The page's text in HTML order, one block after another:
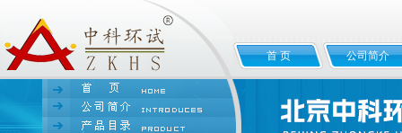
首 页 公司简介